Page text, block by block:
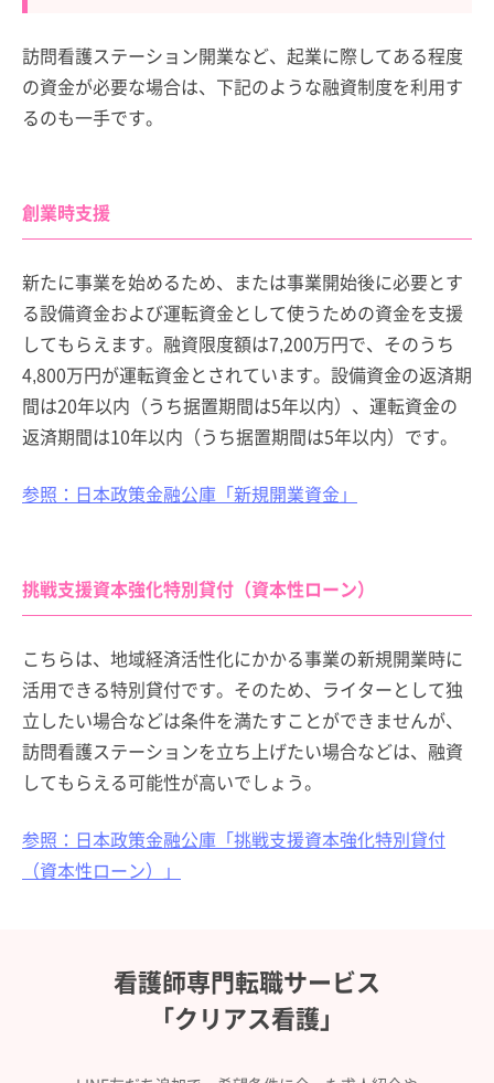
訪問看護ステーション開業など、起業に際してある程度
の資金が必要な場合は、下記のような融資制度を利用す
るのも一手です。
創業時支援
新たに事業を始めるため、または事業開始後に必要とす
る設備資金および運転資金として使うための資金を支援
してもらえます。融資限度額は7,200万円で、そのうち
4,800万円が運転資金とされています。設備資金の返済期
間は20年以内（うち据置期間は5年以内）、運転資金の
返済期間は10年以内（うち据置期間は5年以内）です。
参照：日本政策金融公庫「新規開業資金」
挑戦支援資本強化特別貸付（資本性ローン）
こちらは、地域経済活性化にかかる事業の新規開業時に
活用できる特別貸付です。そのため、ライターとして独
立したい場合などは条件を満たすことができませんが、
訪問看護ステーションを立ち上げたい場合などは、融資
してもらえる可能性が高いでしょう。
参照：日本政策金融公庫「挑戦支援資本強化特別貸付
（資本性ローン）」
看護師専門転職サービス
「クリアス看護」